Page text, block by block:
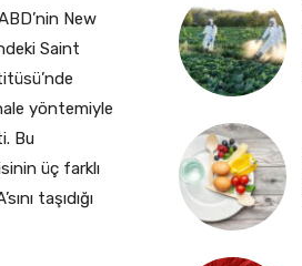
New
Saint
yöntemiyle
Bu
üç farklı
taşıdığı